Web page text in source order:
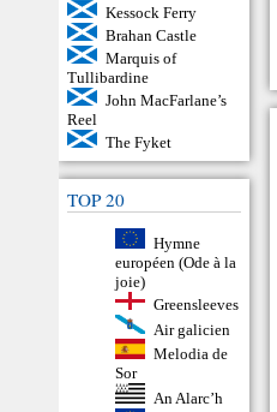
Kessock Ferry
Brahan Castle
Marquis of
Tullibardine
John MacFarlane’s
Reel
The Fyket
TOP 20
Hymne
européen (Ode à la
joie)
Greensleeves
Air galicien
Melodia de
Sor
An Alarc’h